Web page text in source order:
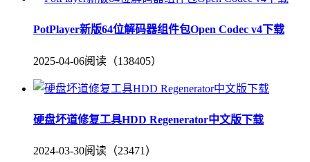
PotPlayer新版64位解码器组件包Open Codec v4下载
2025-04-06阅读（138405）
硬盘坏道修复工具HDD Regenerator中文版下载
2024-03-30阅读（23471）